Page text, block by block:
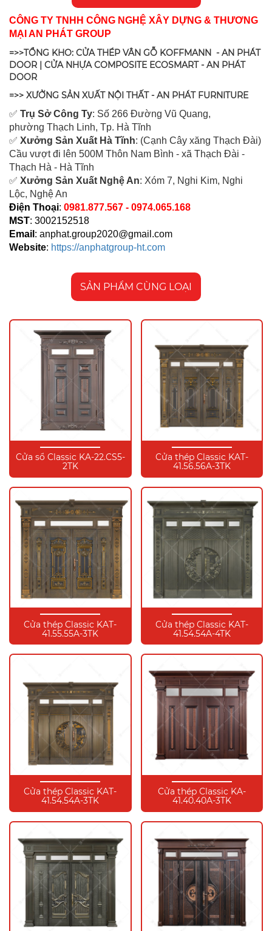
CÔNG TY TNHH CÔNG NGHỆ XÂY DỰNG & THƯƠNG
MẠI AN PHÁT GROUP
=>>TỔNG KHO: CỬA THÉP VÂN GỖ KOFFMANN - AN PHÁT
DOOR | CỬA NHỰA COMPOSITE ECOSMART - AN PHÁT
DOOR
=>> XƯỞNG SẢN XUẤT NỘI THẤT - AN PHÁT FURNITURE
✅ Trụ Sở Công Ty: Số 266 Đường Vũ Quang,
phường Thạch Linh, Tp. Hà Tĩnh
✅ Xưởng Sản Xuất Hà Tĩnh: (Cạnh Cây xăng Thạch Đài)
Cầu vượt đi lên 500M Thôn Nam Bình - xã Thạch Đài -
Thạch Hà - Hà Tĩnh
✅ Xưởng Sản Xuất Nghệ An: Xóm 7, Nghi Kim, Nghi
Lộc, Nghệ An
Điện Thoại: 0981.877.567 - 0974.065.168
MST: 3002152518
Email : anphat.group2020@gmail.com
Website: https://anphatgroup-ht.com
SẢN PHẨM CÙNG LOẠI
Cửa sổ Classic KA-22.CS5-
2TK
Cửa thép Classic KAT-
41.56.56A-3TK
Cửa thép Classic KAT-
41.55.55A-3TK
Cửa thép Classic KAT-
41.54.54A-4TK
Cửa thép Classic KAT-
41.54.54A-3TK
Cửa thép Classic KA-
41.40.40A-3TK